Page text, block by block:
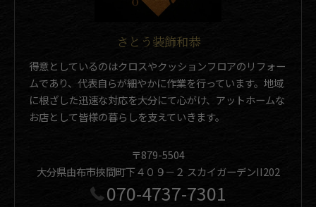
さとう装飾和恭
得意としているのはクロスやクッションフロアのリフォー
ムであり、代表自らが細やかに作業を行っています。地域
に根ざした迅速な対応を大分にて心がけ、アットホームな
お店として皆様の暮らしを支えていきます。
〒879-5504
大分県由布市挾間町下４０９－２ スカイガーデンII202
070-4737-7301